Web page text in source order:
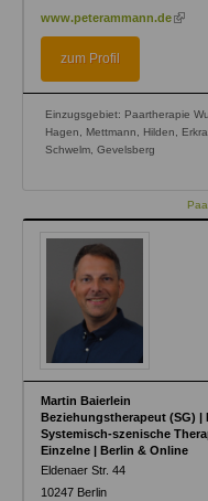
www.peterammann.de (link
zum Profil
Einzugsgebiet: Paartherapie
Hagen, Mettmann, Hilden,
Schwelm, Gevelsberg
Martin Baierlein
Beziehungstherapeut (SG) |
Systemisch-szenische
Einzelne | Berlin & Online
Eldenaer Str. 44
10247 Berlin